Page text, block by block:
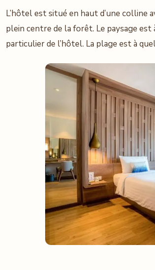
L’hôtel est situé en haut d’une colline
plein centre de la forêt. Le paysage
particulier de l’hôtel. La plage est à